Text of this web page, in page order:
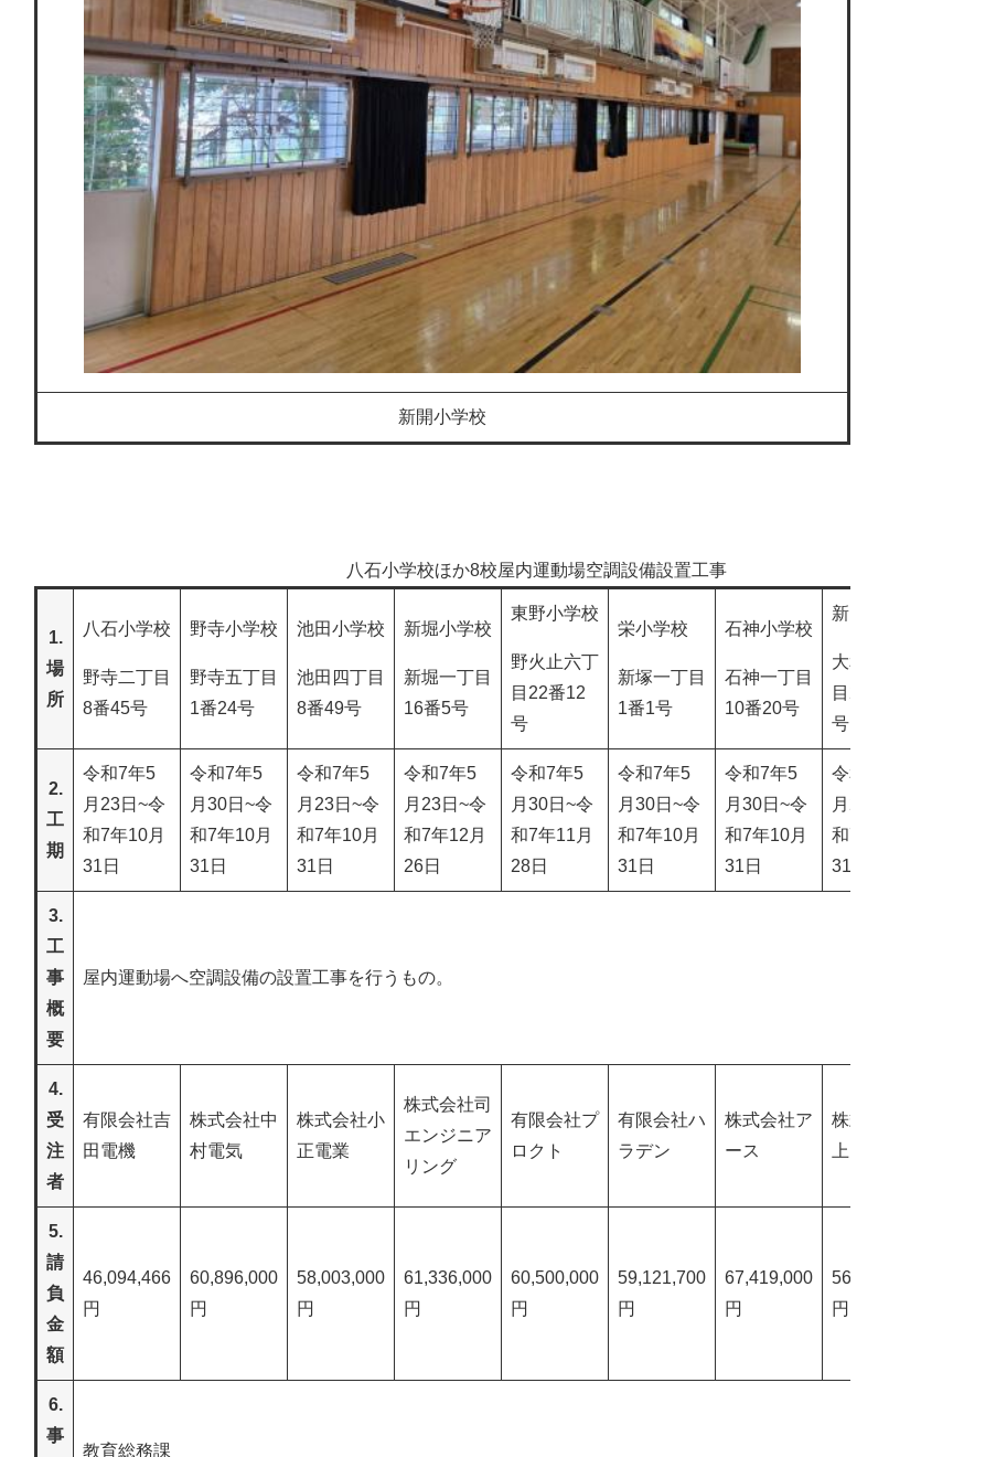
新開小学校
八石小学校ほか8校屋内運動場空調設備設置工事
1.
場
所
八石小学校
野寺二丁目
8番45号
野寺小学校
野寺五丁目
1番24号
池田小学校
池田四丁目
8番49号
新堀小学校
新堀一丁目
16番5号
東野小学校
野火止六丁
目22番12
号
栄小学校
新塚一丁目
1番1号
石神小学校
石神一丁目
10番20号
新開小学校
大和田一丁
目22番10
号
2.
工
期
令和7年5
月23日~令
和7年10月
31日
令和7年5
月30日~令
和7年10月
31日
令和7年5
月23日~令
和7年10月
31日
令和7年5
月23日~令
和7年12月
26日
令和7年5
月30日~令
和7年11月
28日
令和7年5
月30日~令
和7年10月
31日
令和7年5
月30日~令
和7年10月
31日
令和7年5
月23日~令
和7年10月
31日
3.
工
事
概
要
屋内運動場へ空調設備の設置工事を行うもの。
4.
受
注
者
有限会社吉
田電機
株式会社中
村電気
株式会社小
正電業
株式会社司
エンジニア
リング
有限会社プ
ロクト
有限会社ハ
ラデン
株式会社ア
ース
株式会社井
上電気
5.
請
負
金
額
46,094,466
円
60,896,000
円
58,003,000
円
61,336,000
円
60,500,000
円
59,121,700
円
67,419,000
円
56,760,000
円
6.
事
教育総務課